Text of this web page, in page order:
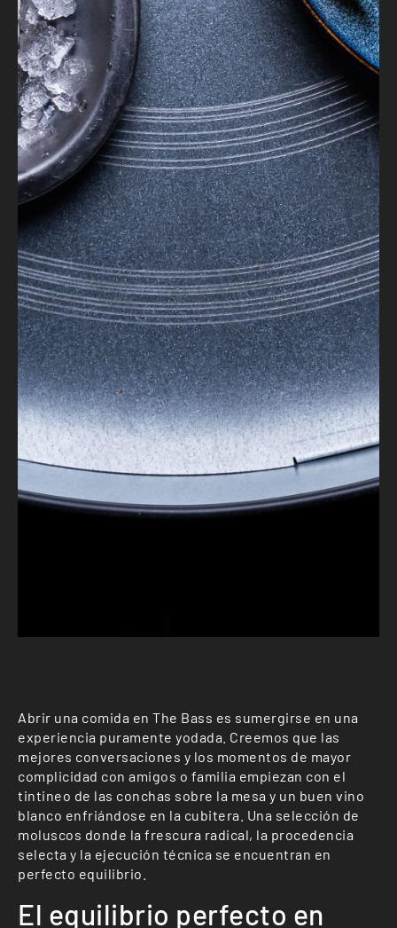
Abrir una comida en The Bass es sumergirse en una
experiencia puramente yodada. Creemos que las
mejores conversaciones y los momentos de mayor
complicidad con amigos o familia empiezan con el
tintineo de las conchas sobre la mesa y un buen vino
blanco enfriándose en la cubitera. Una selección de
moluscos donde la frescura radical, la procedencia
selecta y la ejecución técnica se encuentran en
perfecto equilibrio.
El equilibrio perfecto en